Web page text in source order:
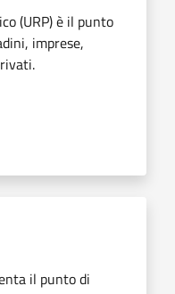
(URP) è il punto
imprese,
il punto di